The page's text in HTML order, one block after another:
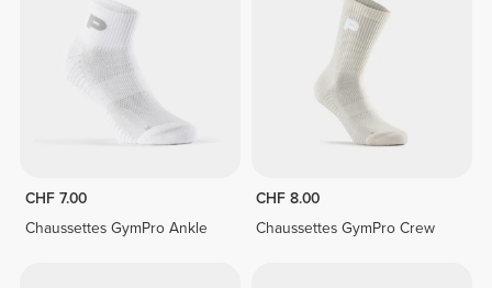
CHF 7.00
Chaussettes GymPro Ankle
CHF 8.00
Chaussettes GymPro Crew